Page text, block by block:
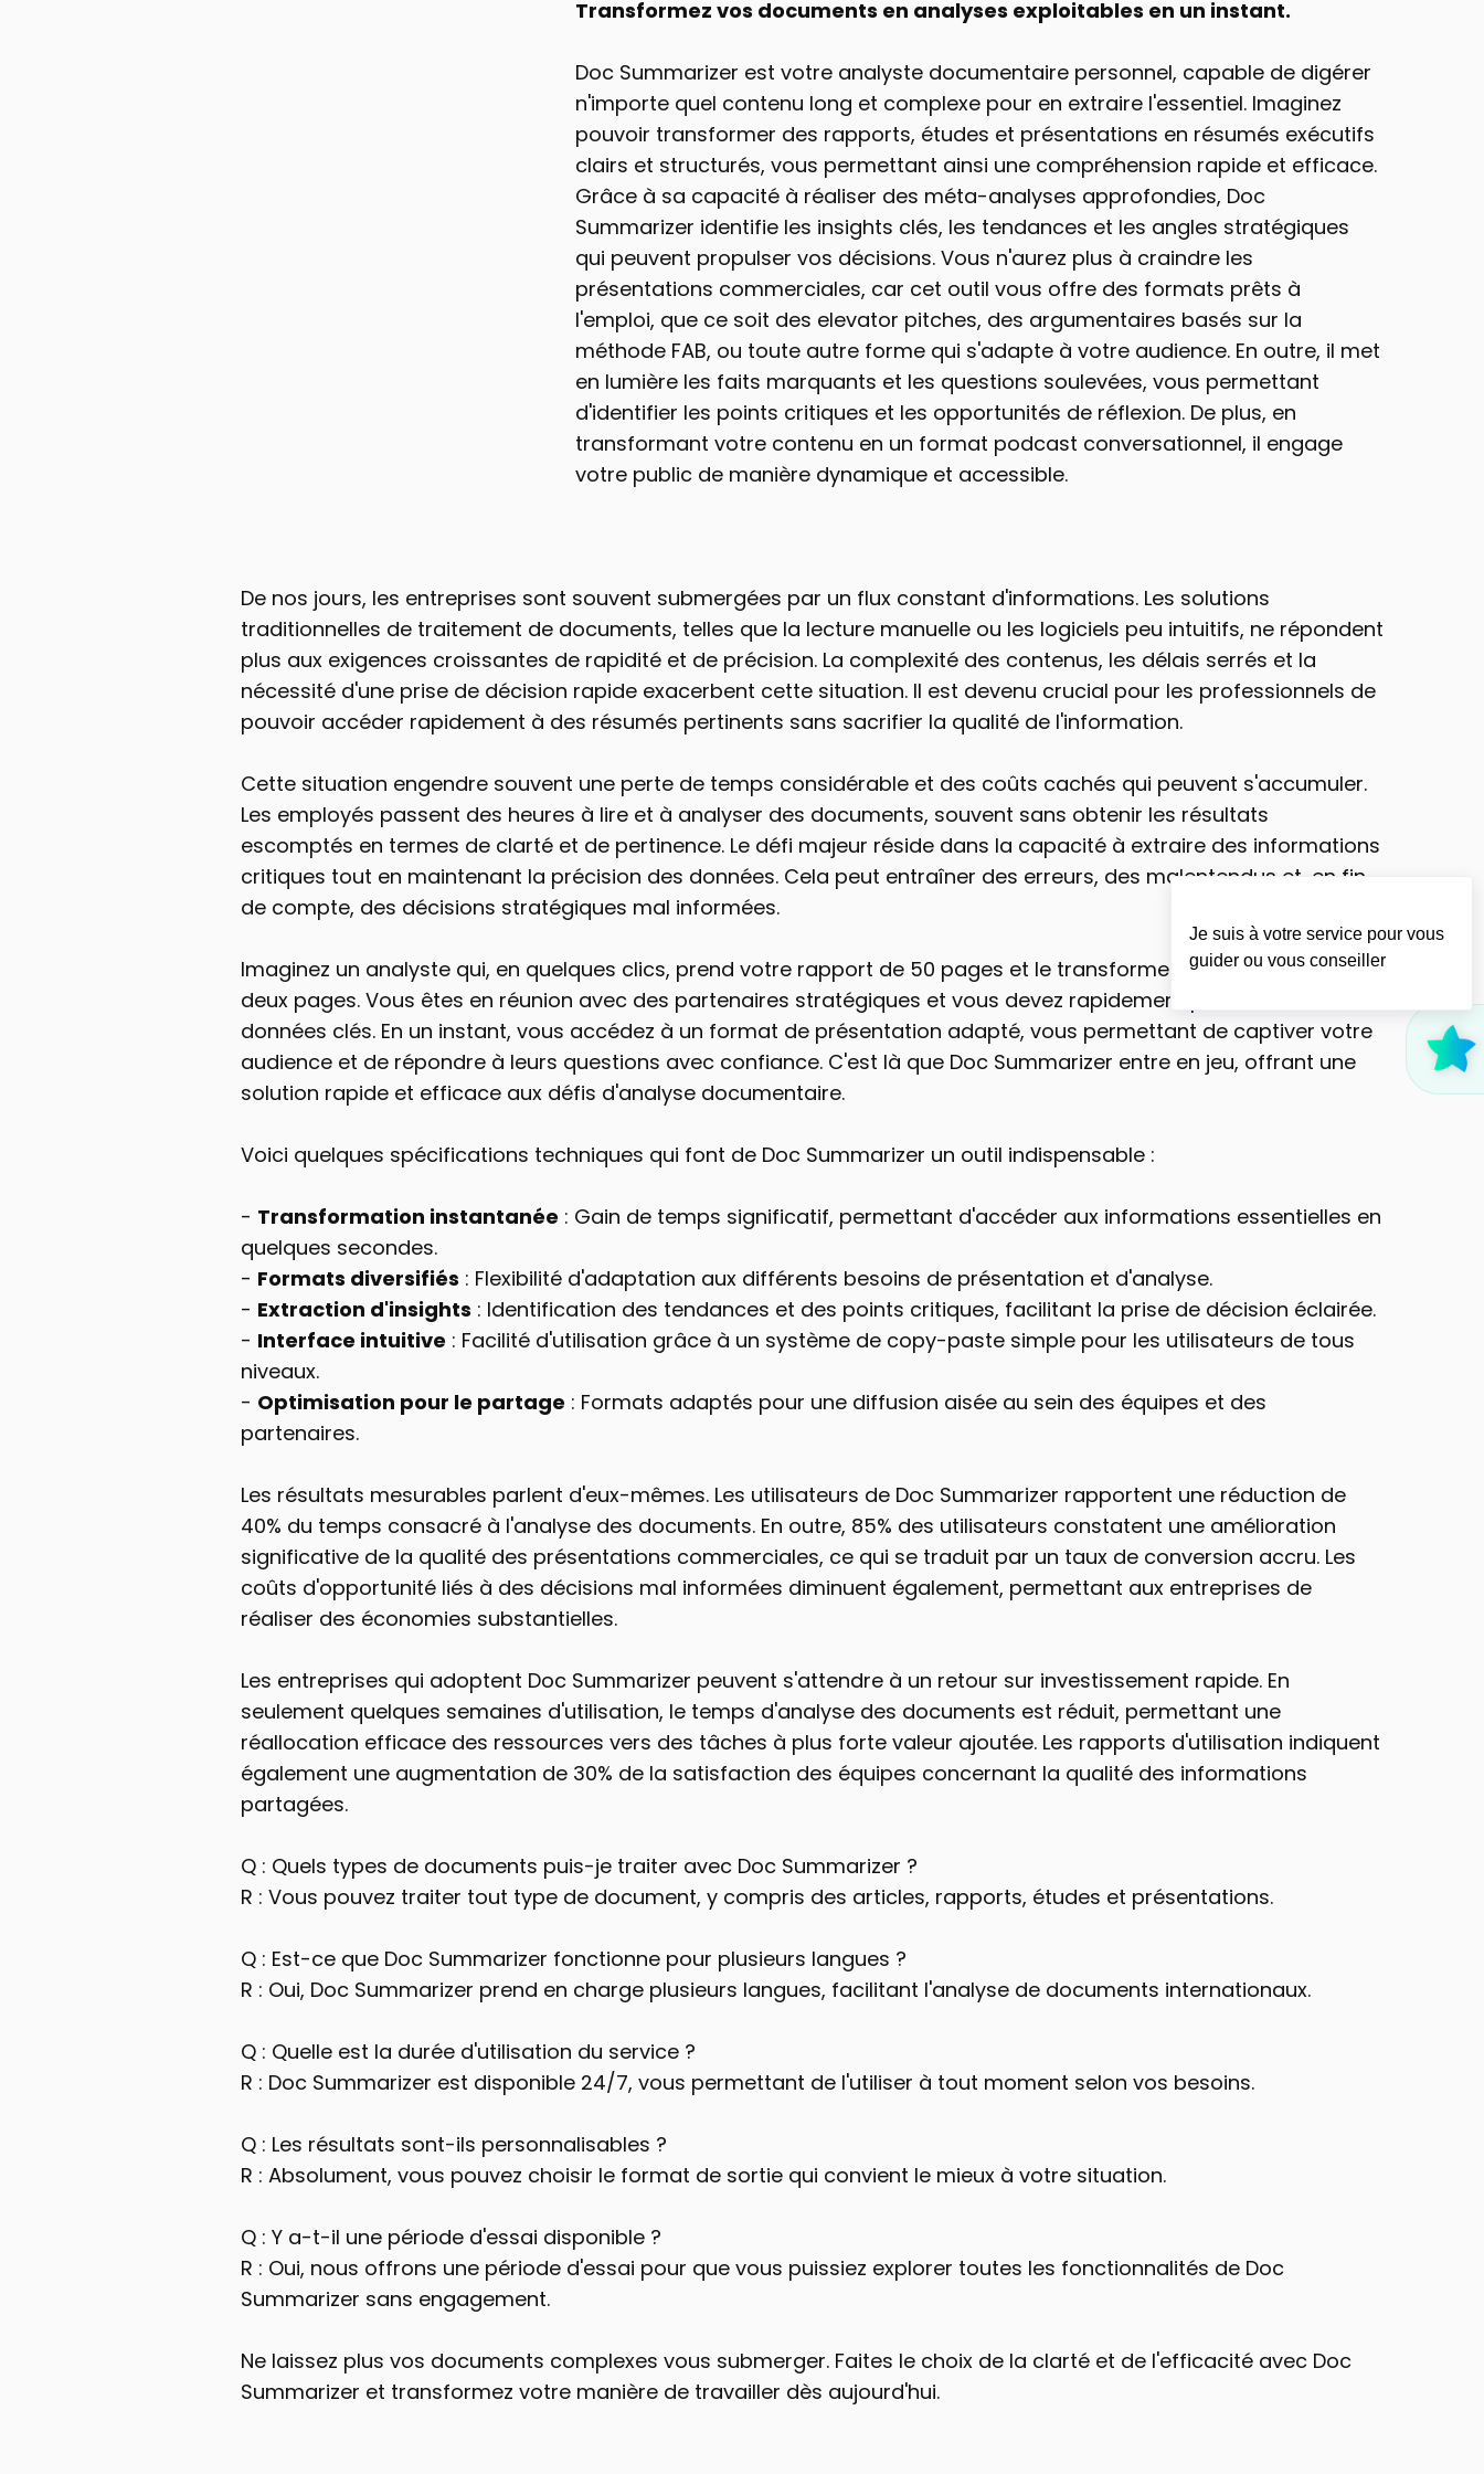
Transformez vos documents en analyses exploitables en un instant.
Doc Summarizer est votre analyste documentaire personnel, capable de digérer
n'importe quel contenu long et complexe pour en extraire l'essentiel. Imaginez
pouvoir transformer des rapports, études et présentations en résumés exécutifs
clairs et structurés, vous permettant ainsi une compréhension rapide et efficace.
Grâce à sa capacité à réaliser des méta-analyses approfondies, Doc
Summarizer identifie les insights clés, les tendances et les angles stratégiques
qui peuvent propulser vos décisions. Vous n'aurez plus à craindre les
présentations commerciales, car cet outil vous offre des formats prêts à
l'emploi, que ce soit des elevator pitches, des argumentaires basés sur la
méthode FAB, ou toute autre forme qui s'adapte à votre audience. En outre, il met
en lumière les faits marquants et les questions soulevées, vous permettant
d'identifier les points critiques et les opportunités de réflexion. De plus, en
transformant votre contenu en un format podcast conversationnel, il engage
votre public de manière dynamique et accessible.
De nos jours, les entreprises sont souvent submergées par un flux constant d'informations. Les solutions
traditionnelles de traitement de documents, telles que la lecture manuelle ou les logiciels peu intuitifs, ne répondent
plus aux exigences croissantes de rapidité et de précision. La complexité des contenus, les délais serrés et la
nécessité d'une prise de décision rapide exacerbent cette situation. Il est devenu crucial pour les professionnels de
pouvoir accéder rapidement à des résumés pertinents sans sacrifier la qualité de l'information.
Cette situation engendre souvent une perte de temps considérable et des coûts cachés qui peuvent s'accumuler.
Les employés passent des heures à lire et à analyser des documents, souvent sans obtenir les résultats
escomptés en termes de clarté et de pertinence. Le défi majeur réside dans la capacité à extraire des informations
critiques tout en maintenant la précision des données. Cela peut entraîner des erreurs, des malentendus et, en fin
de compte, des décisions stratégiques mal informées.
Imaginez un analyste qui, en quelques clics, prend votre rapport de 50 pages et le transforme en un résumé de
deux pages. Vous êtes en réunion avec des partenaires stratégiques et vous devez rapidement présenter des
données clés. En un instant, vous accédez à un format de présentation adapté, vous permettant de captiver votre
audience et de répondre à leurs questions avec confiance. C'est là que Doc Summarizer entre en jeu, offrant une
solution rapide et efficace aux défis d'analyse documentaire.
Voici quelques spécifications techniques qui font de Doc Summarizer un outil indispensable :
- Transformation instantanée : Gain de temps significatif, permettant d'accéder aux informations essentielles en
quelques secondes.
- Formats diversifiés : Flexibilité d'adaptation aux différents besoins de présentation et d'analyse.
- Extraction d'insights : Identification des tendances et des points critiques, facilitant la prise de décision éclairée.
- Interface intuitive : Facilité d'utilisation grâce à un système de copy-paste simple pour les utilisateurs de tous
niveaux.
- Optimisation pour le partage : Formats adaptés pour une diffusion aisée au sein des équipes et des
partenaires.
Les résultats mesurables parlent d'eux-mêmes. Les utilisateurs de Doc Summarizer rapportent une réduction de
40% du temps consacré à l'analyse des documents. En outre, 85% des utilisateurs constatent une amélioration
significative de la qualité des présentations commerciales, ce qui se traduit par un taux de conversion accru. Les
coûts d'opportunité liés à des décisions mal informées diminuent également, permettant aux entreprises de
réaliser des économies substantielles.
Les entreprises qui adoptent Doc Summarizer peuvent s'attendre à un retour sur investissement rapide. En
seulement quelques semaines d'utilisation, le temps d'analyse des documents est réduit, permettant une
réallocation efficace des ressources vers des tâches à plus forte valeur ajoutée. Les rapports d'utilisation indiquent
également une augmentation de 30% de la satisfaction des équipes concernant la qualité des informations
partagées.
Q : Quels types de documents puis-je traiter avec Doc Summarizer ?
R : Vous pouvez traiter tout type de document, y compris des articles, rapports, études et présentations.
Q : Est-ce que Doc Summarizer fonctionne pour plusieurs langues ?
R : Oui, Doc Summarizer prend en charge plusieurs langues, facilitant l'analyse de documents internationaux.
Q : Quelle est la durée d'utilisation du service ?
R : Doc Summarizer est disponible 24/7, vous permettant de l'utiliser à tout moment selon vos besoins.
Q : Les résultats sont-ils personnalisables ?
R : Absolument, vous pouvez choisir le format de sortie qui convient le mieux à votre situation.
Q : Y a-t-il une période d'essai disponible ?
R : Oui, nous offrons une période d'essai pour que vous puissiez explorer toutes les fonctionnalités de Doc
Summarizer sans engagement.
Ne laissez plus vos documents complexes vous submerger. Faites le choix de la clarté et de l'efficacité avec Doc
Summarizer et transformez votre manière de travailler dès aujourd'hui.